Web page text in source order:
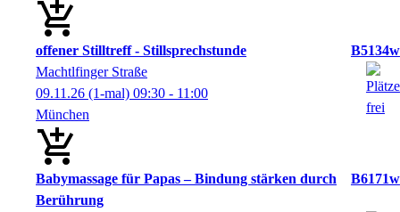
offener Stilltreff - Stillsprechstunde
B5134w
Machtlfinger Straße
09.11.26 (1-mal) 09:30 - 11:00
München
Babymassage für Papas – Bindung stärken durch
Berührung
B6171w